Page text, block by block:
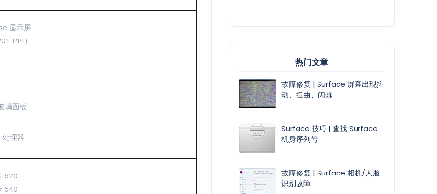
显示屏
PPI）
璃面板
理器
620
640
热门文章
故障修复 | Surface 屏幕出现抖
动、扭曲、闪烁
Surface 技巧 | 查找 Surface
机身序列号
故障修复 | Surface 相机/人脸
识别故障